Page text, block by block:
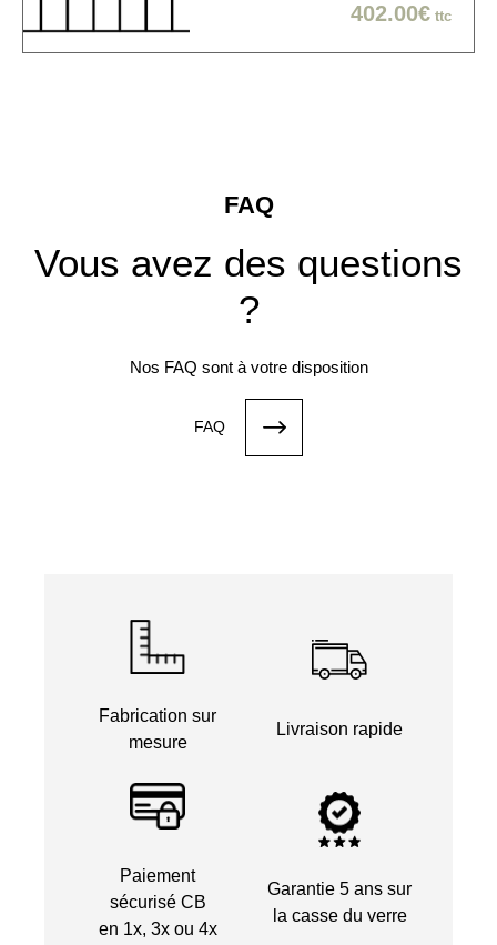
402.00€ ttc
FAQ
Vous avez des questions
?
Nos FAQ sont à votre disposition
FAQ
Fabrication sur
mesure
Livraison rapide
Paiement
sécurisé CB
en 1x, 3x ou 4x
Garantie 5 ans sur
la casse du verre